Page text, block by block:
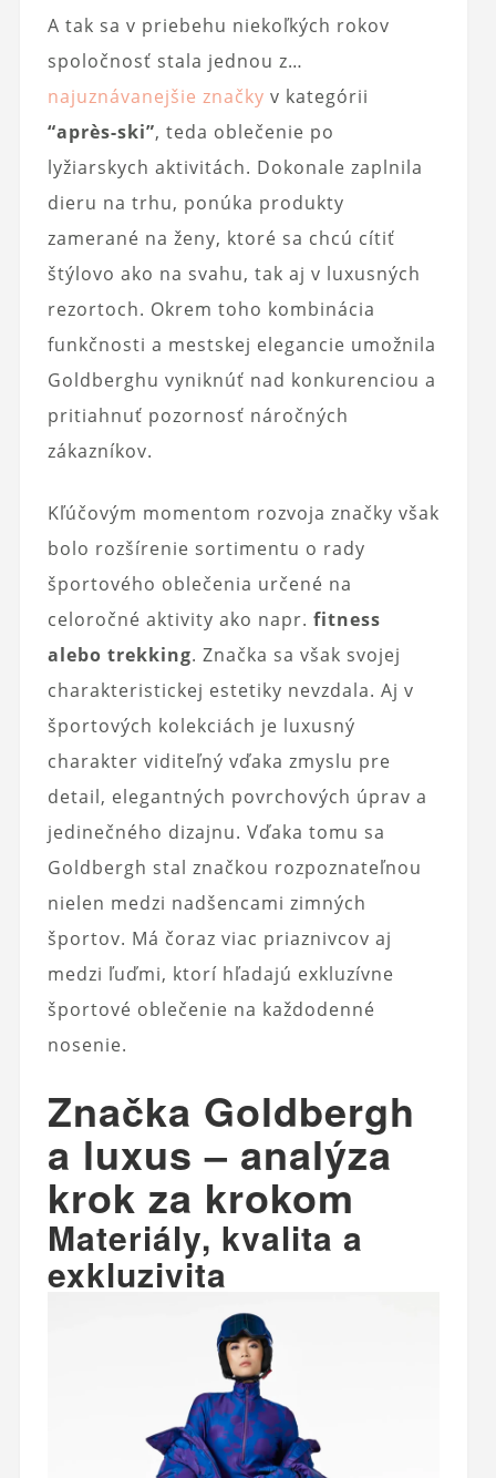
A tak sa v priebehu niekoľkých rokov
spoločnosť stala jednou z…
najuznávanejšie značky v kategórii
“après-ski”, teda oblečenie po
lyžiarskych aktivitách. Dokonale zaplnila
dieru na trhu, ponúka produkty
zamerané na ženy, ktoré sa chcú cítiť
štýlovo ako na svahu, tak aj v luxusných
rezortoch. Okrem toho kombinácia
funkčnosti a mestskej elegancie umožnila
Goldberghu vyniknúť nad konkurenciou a
pritiahnuť pozornosť náročných
zákazníkov.
Kľúčovým momentom rozvoja značky však
bolo rozšírenie sortimentu o rady
športového oblečenia určené na
celoročné aktivity ako napr. fitness
alebo trekking. Značka sa však svojej
charakteristickej estetiky nevzdala. Aj v
športových kolekciách je luxusný
charakter viditeľný vďaka zmyslu pre
detail, elegantných povrchových úprav a
jedinečného dizajnu. Vďaka tomu sa
Goldbergh stal značkou rozpoznateľnou
nielen medzi nadšencami zimných
športov. Má čoraz viac priaznivcov aj
medzi ľuďmi, ktorí hľadajú exkluzívne
športové oblečenie na každodenné
nosenie.
Značka Goldbergh
a luxus – analýza
krok za krokom
Materiály, kvalita a
exkluzivita